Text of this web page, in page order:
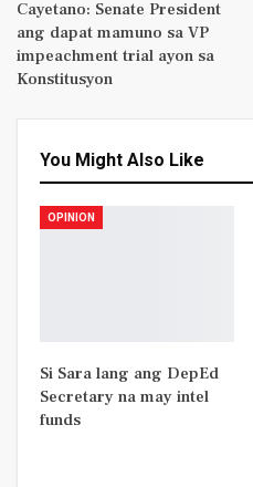
Cayetano: Senate President
ang dapat mamuno sa VP
impeachment trial ayon sa
Konstitusyon
You Might Also Like
OPINION
Si Sara lang ang DepEd
Secretary na may intel
funds